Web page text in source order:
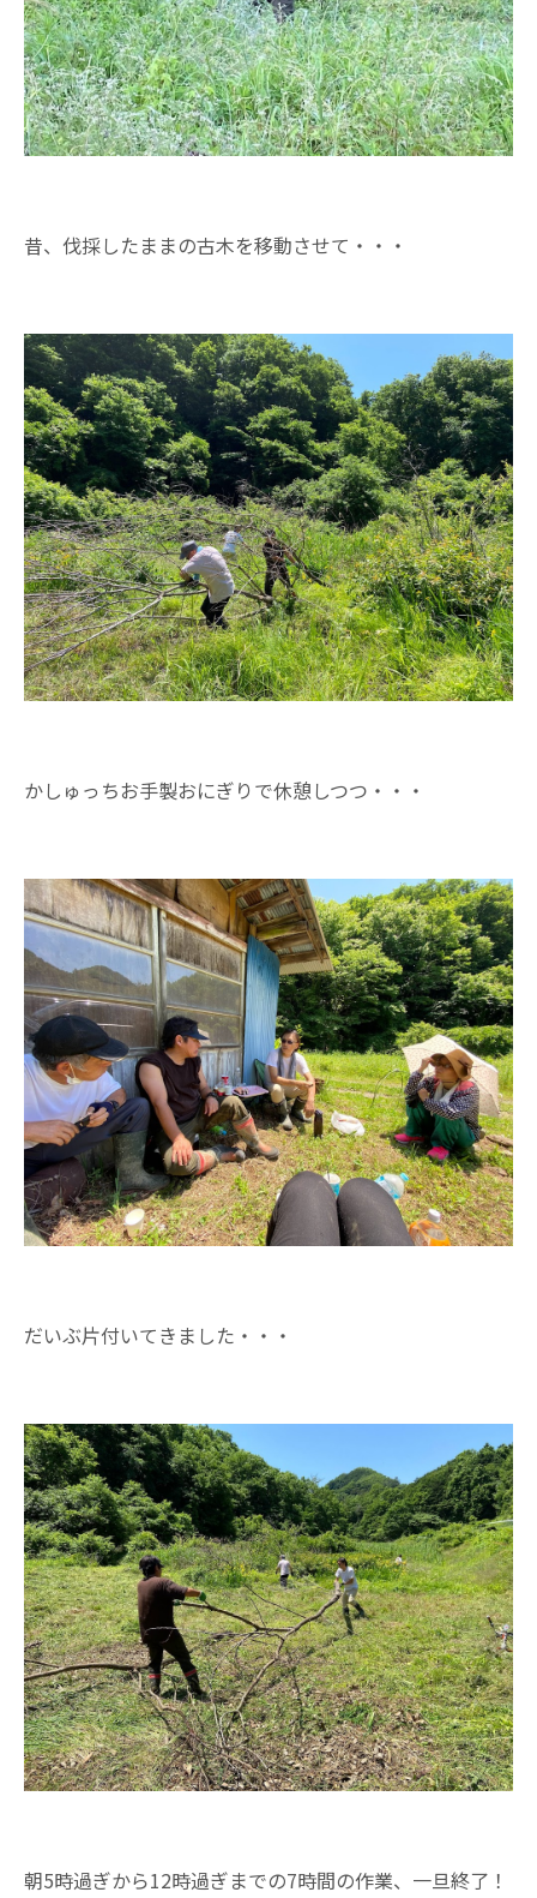
昔、伐採したままの古木を移動させて・・・
かしゅっちお手製おにぎりで休憩しつつ・・・
だいぶ片付いてきました・・・
朝5時過ぎから12時過ぎまでの7時間の作業、一旦終了！